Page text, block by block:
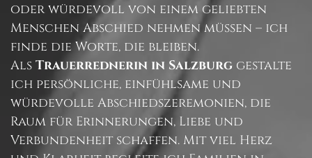
oder würdevoll von einem geliebten
Menschen Abschied nehmen müssen – ich
finde die Worte, die bleiben.
Als Trauerrednerin in Salzburg gestalte
ich persönliche, einfühlsame und
würdevolle Abschiedszeremonien, die
Raum für Erinnerungen, Liebe und
Verbundenheit schaffen. Mit viel Herz